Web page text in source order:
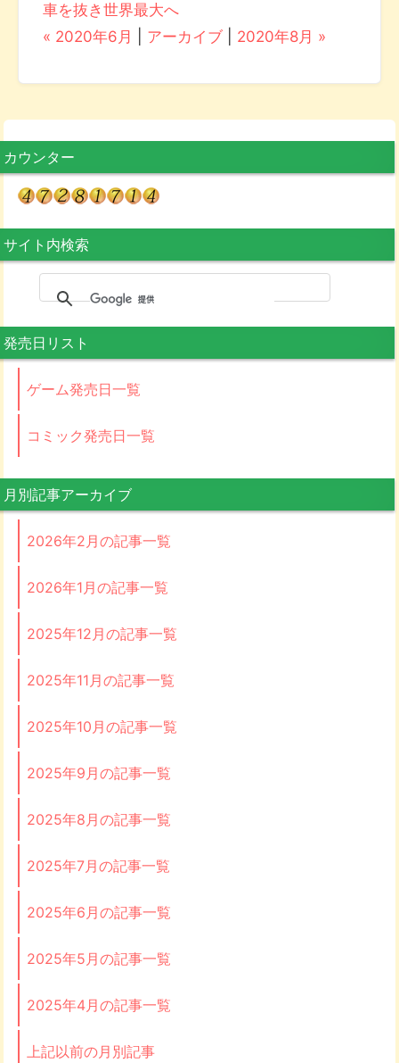
車を抜き世界最大へ
« 2020年6月
アーカイブ 2020年8月 »
カウンター
サイト内検索
発売日リスト
ゲーム発売日一覧
コミック発売日一覧
月別記事アーカイブ
2026年2月の記事一覧
2026年1月の記事一覧
2025年12月の記事一覧
2025年11月の記事一覧
2025年10月の記事一覧
2025年9月の記事一覧
2025年8月の記事一覧
2025年7月の記事一覧
2025年6月の記事一覧
2025年5月の記事一覧
2025年4月の記事一覧
上記以前の月別記事